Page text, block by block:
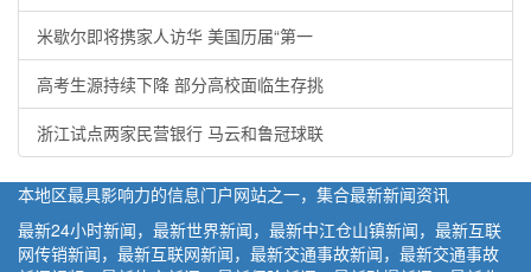
米歇尔即将携家人访华 美国历届“第一
高考生源持续下降 部分高校面临生存挑
浙江试点两家民营银行 马云和鲁冠球联
本地区最具影响力的信息门户网站之一，集合最新新闻资讯
最新24小时新闻，最新世界新闻，最新中江仓山镇新闻，最新互联
网传销新闻，最新互联网新闻，最新交通事故新闻，最新交通事故